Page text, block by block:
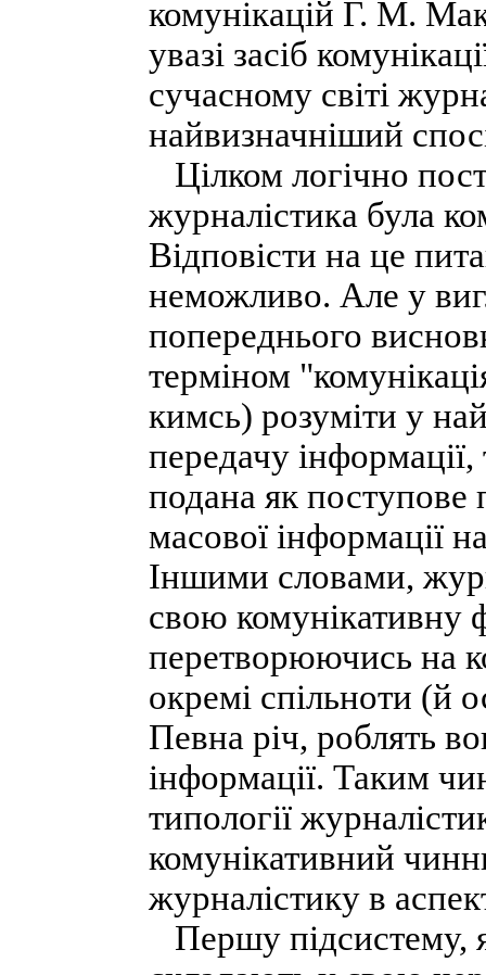
комунікацій Г. М.
увазі засіб
сучасному світі
найвизначніший
Цілком логічно
журналістика була
Відповісти на це
неможливо. Але у
попереднього
терміном
кимсь) розуміти у
передачу
подана як поступове
масової інформації
Іншими словами,
свою комунікативну
перетворюючись на
окремі спільноти (й
Певна річ, роблять
інформації. Таким
типології
комунікативний
журналістику в
Першу підсистему,